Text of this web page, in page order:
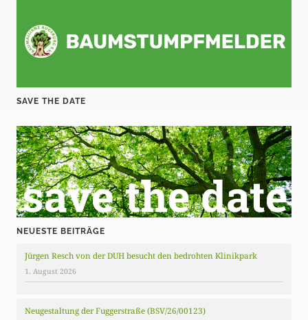
SAVE THE DATE
NEUESTE BEITRÄGE
Jürgen Resch von der DUH besucht den bedrohten Klinikpark
1. August 2026
Neugestaltung der Fuggerstraße (BSV/26/00123)